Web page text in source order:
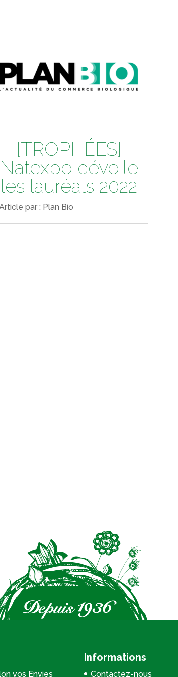
[TROPHÉES]
Natexpo dévoile
les lauréats 2022
Article par : Plan Bio
vos Envies
Informations
Contactez-nous